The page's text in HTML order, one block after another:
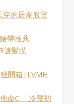
穿的居家服官
帶推薦
號髮膜
開箱|LVMH
命C ｜冷壓初